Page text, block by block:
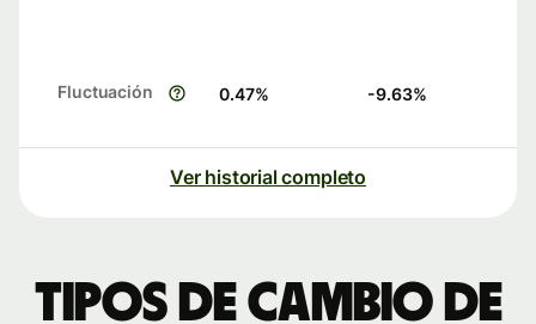
Fluctuación 0.47% -9.63%
Ver historial completo
Tipos de cambio de